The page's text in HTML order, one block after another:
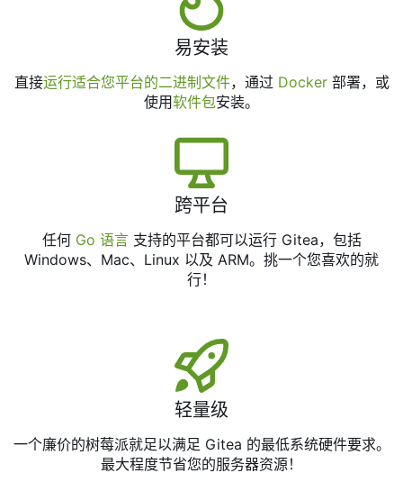
易安装
直接运行适合您平台的二进制文件，通过 Docker部署，或
使用软件包安装。
跨平台
任何 Go 语言支持的平台都可以运行 Gitea，包括
Windows、Mac、Linux 以及 ARM。挑一个您喜欢的就
行！
轻量级
一个廉价的树莓派就足以满足 Gitea 的最低系统硬件要求。
最大程度节省您的服务器资源！